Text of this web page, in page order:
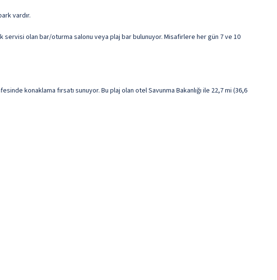
vardır.
olan bar/oturma salonu veya plaj bar bulunuyor. Misafirlere her gün 7 ve 10
konaklama fırsatı sunuyor. Bu plaj olan otel Savunma Bakanlığı ile 22,7 mi (36,6